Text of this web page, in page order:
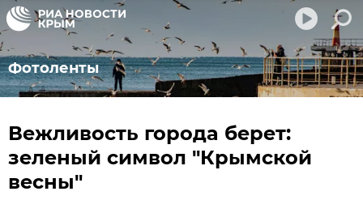
Фотоленты
Вежливость города берет:
зеленый символ "Крымской
весны"